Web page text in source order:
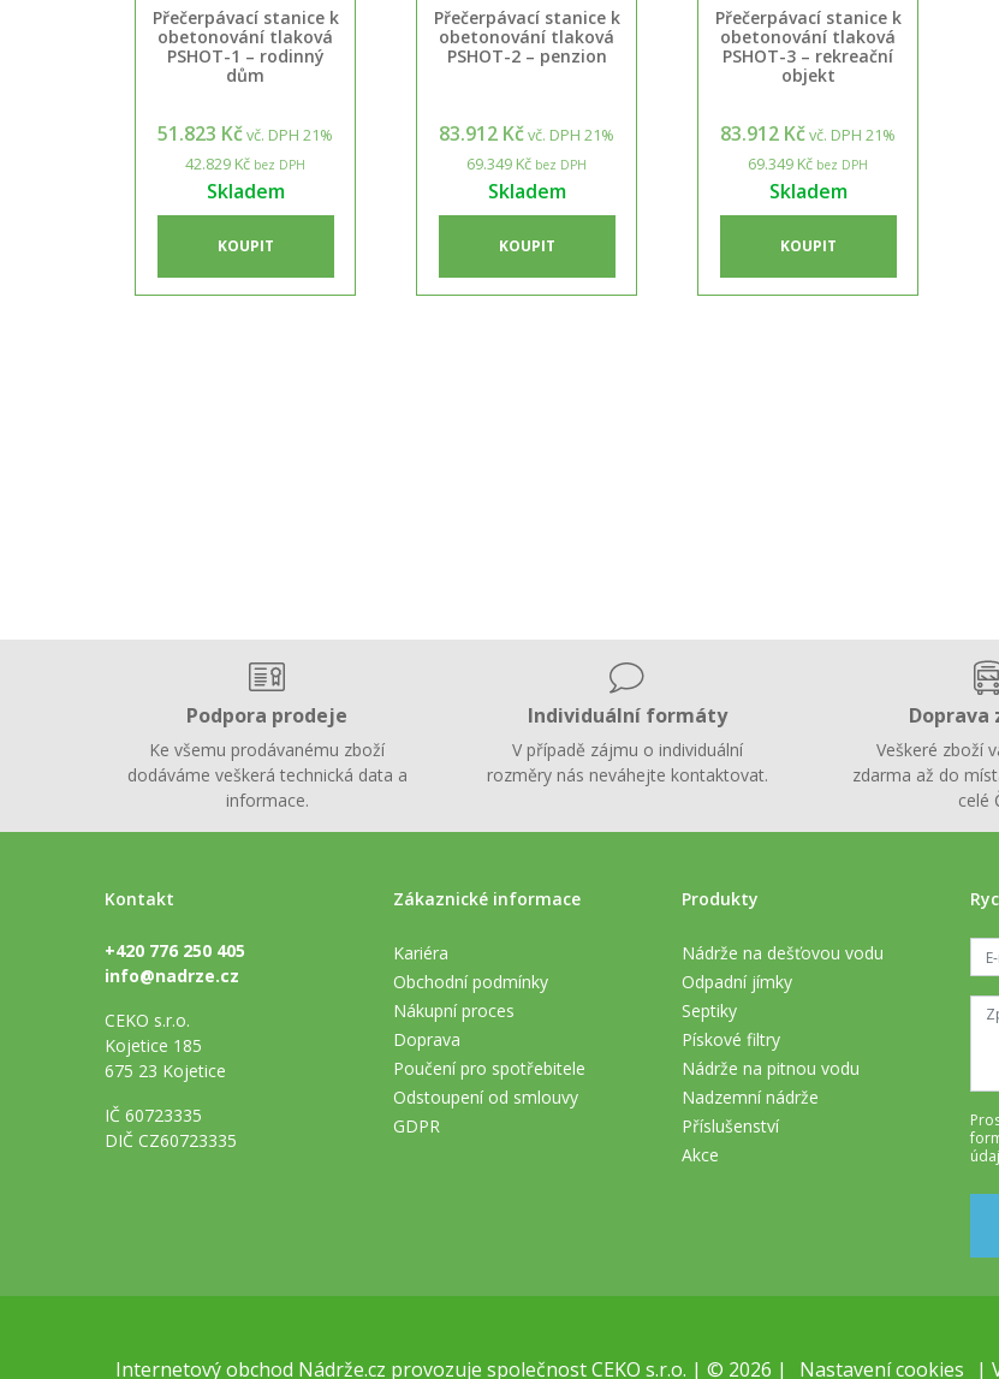
Přečerpávací stanice k
obetonování tlaková
PSHOT-1 – rodinný
dům
51.823 Kčvč. DPH 21%
42.829 Kč bez DPH
Skladem
KOUPIT
Přečerpávací stanice k
obetonování tlaková
PSHOT-2 – penzion
83.912 Kčvč. DPH 21%
69.349 Kč bez DPH
Skladem
KOUPIT
Přečerpávací stanice k
obetonování tlaková
PSHOT-3 – rekreační
objekt
83.912 Kčvč. DPH 21%
69.349 Kč bez DPH
Skladem
KOUPIT
Podpora prodeje
Ke všemu prodávanému zboží
dodáváme veškerá technická data a
informace.
Individuální formáty
V případě zájmu o individuální
rozměry nás neváhejte kontaktovat.
Doprava
Veškeré zboží
zdarma až do
celé
Kontakt
+420 776 250 405
info@nadrze.cz
CEKO s.r.o.
Kojetice 185
675 23 Kojetice
IČ 60723335
DIČ CZ60723335
Zákaznické informace
Kariéra
Obchodní podmínky
Nákupní proces
Doprava
Poučení pro spotřebitele
Odstoupení od smlouvy
GDPR
Produkty
Nádrže na dešťovou vodu
Odpadní jímky
Septiky
Pískové filtry
Nádrže na pitnou vodu
Nadzemní nádrže
Příslušenství
Akce
Internetový obchod Nádrže.cz provozuje společnost CEKO s.r.o. | © 2026 | Nastavení cookies |